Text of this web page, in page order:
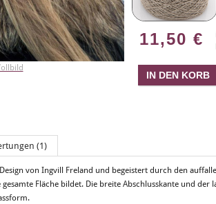
11,50 €
(1)
von Ingvill Freland und begeistert durch den
Fläche bildet. Die breite Abschlusskante und